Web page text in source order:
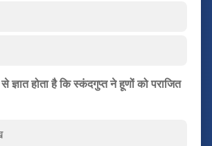
होता है कि स्कंदगुप्त ने हूणों को पराजित